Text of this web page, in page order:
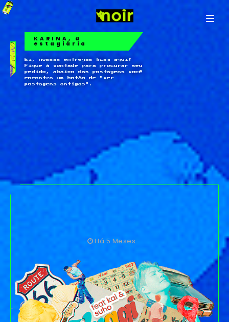
KARINA, a
estagiária
Ei, nossas entregas ficam aqui!
Fique à vontade para procurar seu
pedido, abaixo das postagens você
encontra um botão de "ver
postagens antigas".
Há 5 Meses